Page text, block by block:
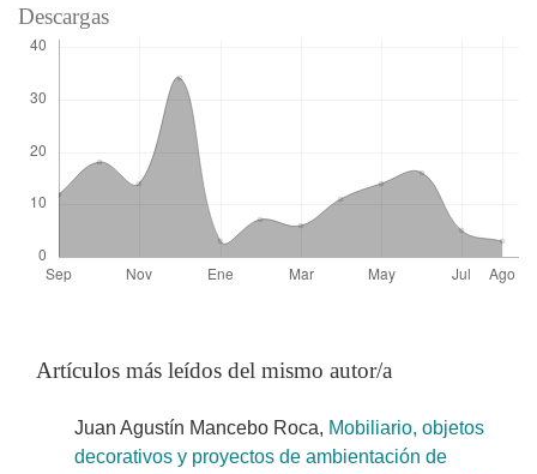
Descargas
Artículos más leídos del mismo autor/a
Juan Agustín Mancebo Roca, Mobiliario, objetos
decorativos y proyectos de ambientación de